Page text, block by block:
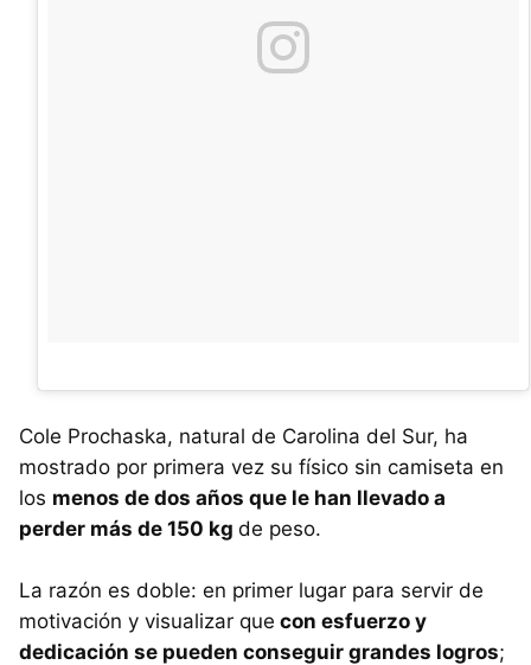
Cole Prochaska, natural de Carolina del Sur, ha
mostrado por primera vez su físico sin camiseta en
los menos de dos años que le han llevado a
perder más de 150 kg de peso.
La razón es doble: en primer lugar para servir de
motivación y visualizar que con esfuerzo y
dedicación se pueden conseguir grandes logros;